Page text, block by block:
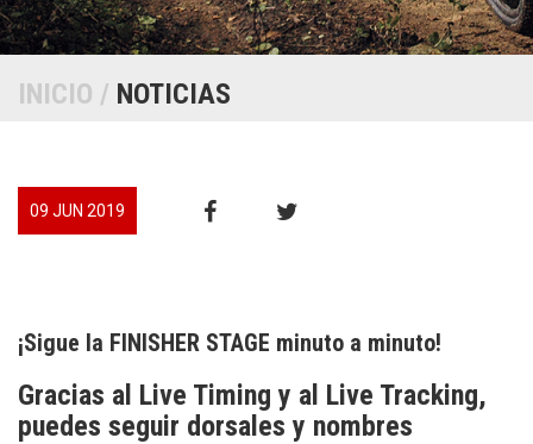
INICIO / NOTICIAS
09 JUN 2019
¡Sigue la FINISHER STAGE minuto a minuto!
Gracias al Live Timing y al Live Tracking,
puedes seguir dorsales y nombres